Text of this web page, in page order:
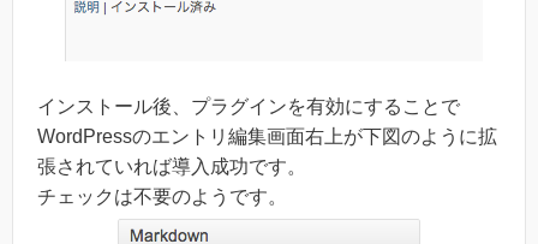
インストール後、プラグインを有効にすることで
WordPressのエントリ編集画面右上が下図のように拡
張されていれば導入成功です。
チェックは不要のようです。